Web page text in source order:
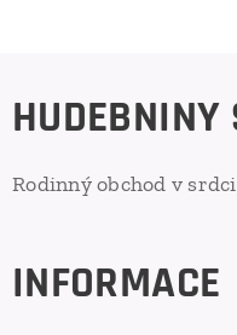
HUDEBNINY
Rodinný obchod v
INFORMACE